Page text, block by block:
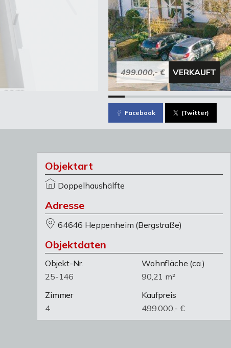
499.000,- € VERKAUFT
Facebook (Twitter)
Objektart
Doppelhaushälfte
Adresse
64646 Heppenheim (Bergstraße)
Objektdaten
Objekt-Nr.
25-146
Wohnfläche (ca.)
90,21 m²
Zimmer
4
Kaufpreis
499.000,- €